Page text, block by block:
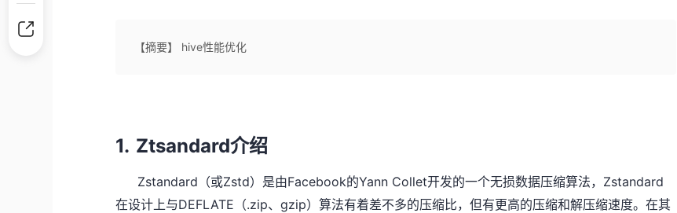
【摘要】 hive性能优化
1. Ztsandard介绍
Zstandard （或Zstd）是由Facebook的Yann Collet开发的一个无损数据压缩算法， Zstandard
在设计上与DEFLATE （.zip、gzip）算法有着差不多的压缩比，但有更高的压缩和解压缩速度。在其